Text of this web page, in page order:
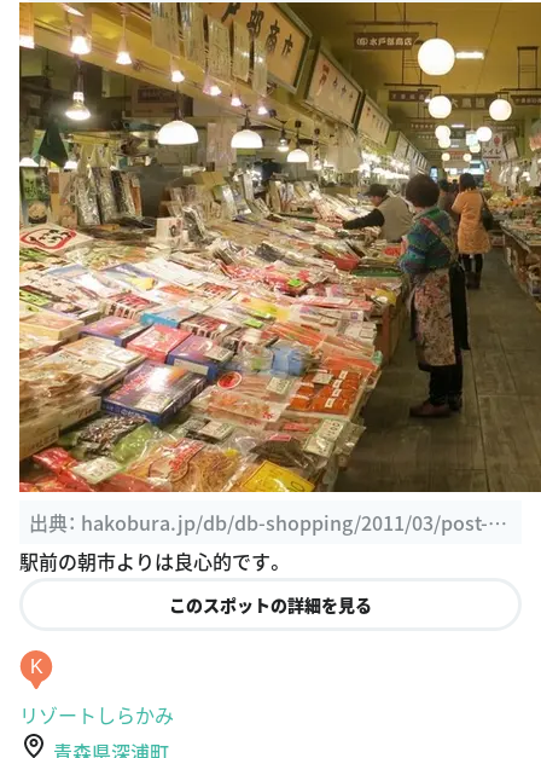
出典： hakobura.jp/db/db-shopping/2011/03/post-8.
html
駅前の朝市よりは良心的です。
このスポットの詳細を見る
K
リゾートしらかみ
青森県深浦町